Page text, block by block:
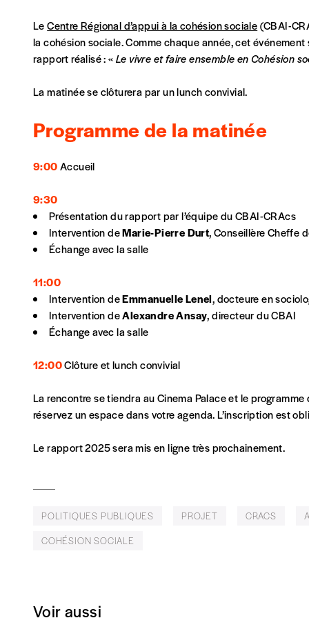
NOS FORMULES
20€*/an
Je m'abonne à l'Imag
Format papier (livraison uniquement en
Je commande au numéro
AJOUTER
Vous souhaitez découvrir
LeCentre Régional d’appui à la cohésion sociale(CBAI-
la cohésion sociale. Comme chaque année, cet
rapport réalisé : «Le vivre et faire ensemble en Cohésion
La matinée se clôturera par un lunch convivial.
Programme de la matinée
9:00Accueil
9:30
Présentation du rapport par l’équipe du CBAI-CRAcs
Intervention deMarie-Pierre Durt, Conseillère Cheffe
Échange avec la salle
11:00
Intervention deEmmanuelle Lenel, docteure en
Intervention deAlexandre Ansay, directeur du CBAI
Échange avec la salle
12:00Clôture et lunch convivial
La rencontre se tiendra au Cinema Palace et le
réservez un espace dans votre agenda. L’inscription est
Le rapport 2025 sera mis en ligne très prochainement.
POLITIQUES PUBLIQUES PROJET CRACS
COHÉSION SOCIALE
Voir aussi